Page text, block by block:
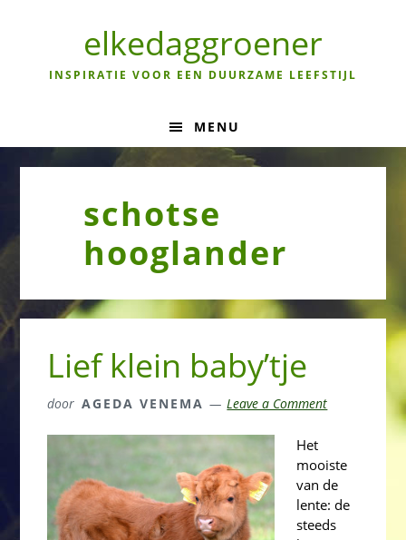
navigation
elkedaggroener
INSPIRATIE VOOR EEN DUURZAME LEEFSTIJL
MENU
schotse
hooglander
Lief klein baby’tje
door AGEDA VENEMA Leave a Comment
Het
mooiste
van de
lente: de
steeds